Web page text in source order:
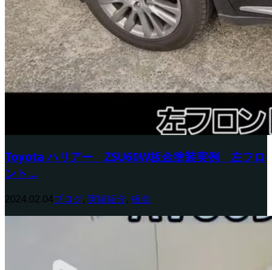
Toyota ハリアー ZSU60W板金塗装実例 左フロ
ント...
2024.02.04ブログ, 実績紹介, 板金